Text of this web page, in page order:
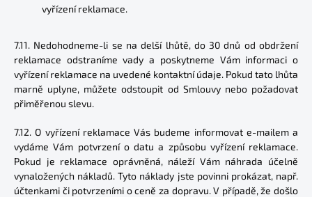
vyřízení reklamace.
7.11. Nedohodneme-li se na delší lhůtě, do 30 dnů od obdržení
reklamace odstraníme vady a poskytneme Vám informaci o
vyřízení reklamace na uvedené kontaktní údaje. Pokud tato lhůta
marně uplyne, můžete odstoupit od Smlouvy nebo požadovat
přiměřenou slevu.
7.12. O vyřízení reklamace Vás budeme informovat e-mailem a
vydáme Vám potvrzení o datu a způsobu vyřízení reklamace.
Pokud je reklamace oprávněná, náleží Vám náhrada účelně
vynaložených nákladů. Tyto náklady jste povinni prokázat, např.
účtenkami či potvrzeními o ceně za dopravu. V případě, že došlo